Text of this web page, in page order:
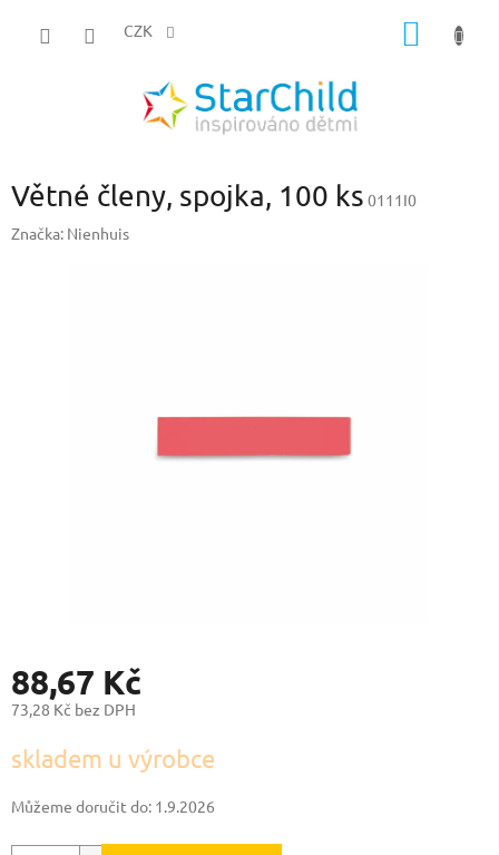
CZK
Větné členy, spojka, 100 ks 0111I0
Značka: Nienhuis
88,67 Kč
73,28 Kč bez DPH
cena:
skladem u výrobce
Můžeme doručit do: 1.9.2026